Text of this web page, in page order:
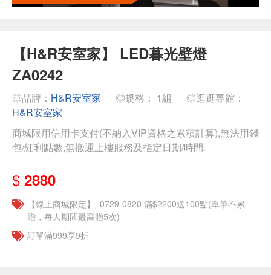
【H&R安室家】 LED暮光壁燈
ZA0242
◎品牌： H&R安室家 ◎規格： 1組
◎逛逛專館：
H&R安室家
商城限用信用卡支付(不納入VIP資格之累積計算),無法用錢
包/紅利點數,無搬運上樓服務及指定日期/時間.
$ 2880
【線上商城限定】_0729-0820 滿$2200送100點(單筆不累
贈，每人期間最高贈5次)
訂單滿999享9折